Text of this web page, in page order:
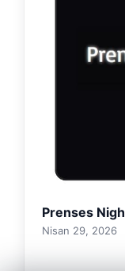
Prenses
Nisan 29, 2026